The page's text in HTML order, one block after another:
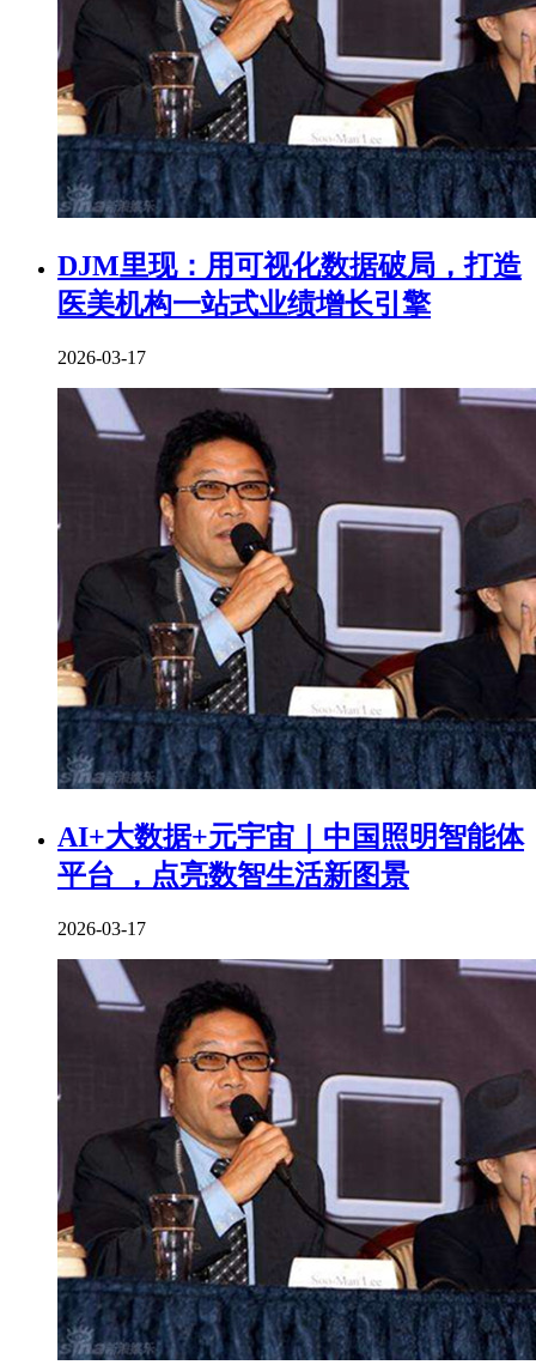
DJM里现：用可视化数据破局，打造
医美机构一站式业绩增长引擎
2026-03-17
AI+大数据+元宇宙｜中国照明智能体
平台 ，点亮数智生活新图景
2026-03-17